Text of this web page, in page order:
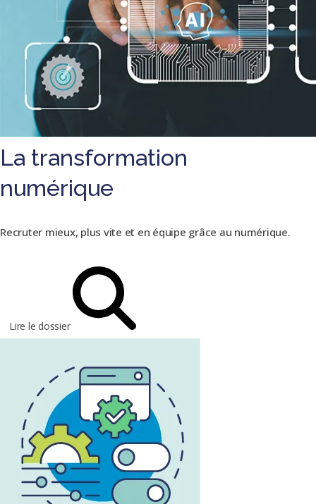
La transformation
numérique
Recruter mieux, plus vite et en équipe grâce au numérique.
Lire le dossier